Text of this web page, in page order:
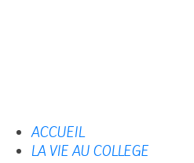
ACCUEIL
LA VIE AU COLLEGE